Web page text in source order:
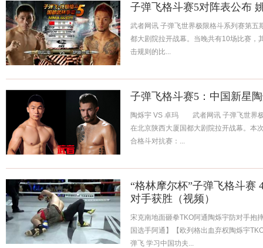
子弹飞格斗赛5对阵表公布
武者网讯 子弹飞世界极限格斗系列赛第
都大剧院拉开战幕。当晚共有10场比赛，
击规则的比...
子弹飞格斗赛5：中国新星
陶烁宇 VS 卓玛 武者网讯 子弹飞世界
在北京陕西大厦国都大剧院拉开战幕。本
合格斗对抗赛：...
“格林摩尔杯”子弹飞格斗赛
对手获胜（视频）
宋克南地面砸拳TKO阿通陶烁宇防对手抱
国选手阿通】【欧列格出血弃权陶烁宇
弹飞 学习中国功夫...